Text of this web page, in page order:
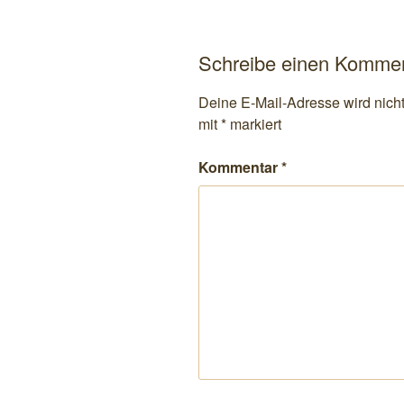
a
c
t
s
Schreibe einen
Deine E-Mail-Adresse wird
mit* markiert
Kommentar*